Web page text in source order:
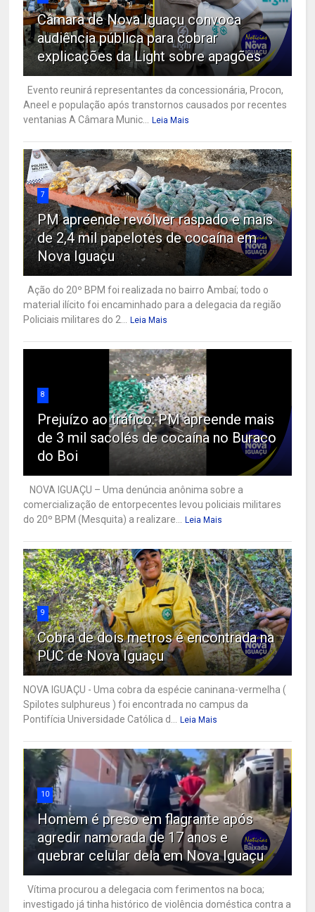
Câmara de Nova Iguaçu convoca
audiência pública para cobrar
explicações da Light sobre apagões
Evento reunirá representantes da concessionária, Procon,
Aneel e população após transtornos causados por recentes
ventanias A Câmara Munic... Leia Mais
7
PM apreende revólver raspado e mais
de 2,4 mil papelotes de cocaína em
Nova Iguaçu
Ação do 20º BPM foi realizada no bairro Ambaí; todo o
material ilícito foi encaminhado para a delegacia da região
Policiais militares do 2... Leia Mais
8
Prejuízo ao tráfico: PM apreende mais
de 3 mil sacolés de cocaína no Buraco
do Boi
NOVA IGUAÇU – Uma denúncia anônima sobre a
comercialização de entorpecentes levou policiais militares
do 20º BPM (Mesquita) a realizare... Leia Mais
9
Cobra de dois metros é encontrada na
PUC de Nova Iguaçu
NOVA IGUAÇU - Uma cobra da espécie caninana-vermelha (
Spilotes sulphureus ) foi encontrada no campus da
Pontifícia Universidade Católica d... Leia Mais
10
Homem é preso em flagrante após
agredir namorada de 17 anos e
quebrar celular dela em Nova Iguaçu
Vítima procurou a delegacia com ferimentos na boca;
investigado já tinha histórico de violência doméstica contra a